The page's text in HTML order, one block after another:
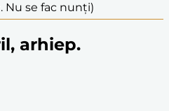
Nu se fac nunți)
arhiep.